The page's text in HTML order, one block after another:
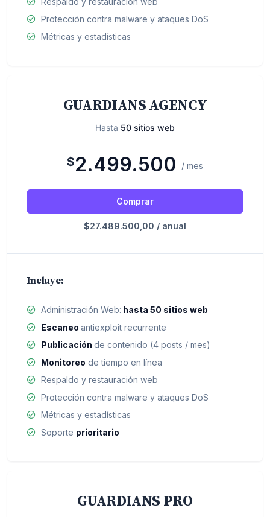
Protección contra malware y ataques DoS
Métricas y estadísticas
GUARDIANS AGENCY
Hasta 50 sitios web
$2.499.500 / mes
Comprar
$27.489.500,00 / anual
Incluye:
Administración Web: hasta 50 sitios web
Escaneo antiexploit recurrente
Publicación de contenido (4 posts / mes)
Monitoreo de tiempo en línea
Respaldo y restauración web
Protección contra malware y ataques DoS
Métricas y estadísticas
Soporte prioritario
GUARDIANS PRO